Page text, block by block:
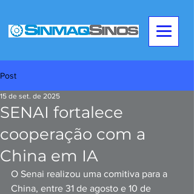
Post
SENAI fortalece
cooperação com a
China em IA
15 de set. de 2025
O Senai realizou uma comitiva para a
China, entre 31 de agosto e 10 de